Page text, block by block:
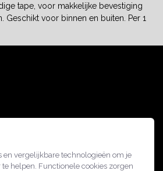
en vergelijkbare technologieën om je
helpen. Functionele cookies zorgen
tape, voor makkelijke bevestiging
Geschikt voor binnen en buiten. Per 1